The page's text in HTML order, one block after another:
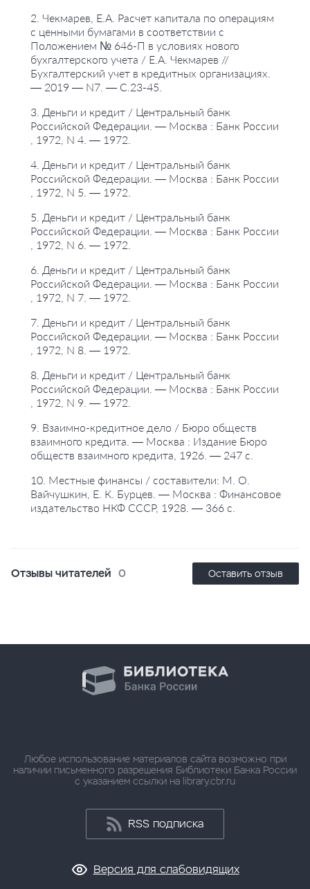
2. Чекмарев, Е.А. Расчет капитала по операциям
с ценными бумагами в соответствии с
Положением № 646-П в условиях нового
бухгалтерского учета / Е.А. Чекмарев //
Бухгалтерский учет в кредитных организациях.
— 2019 — N7. — С.23-45.
3. Деньги и кредит / Центральный банк
Российской Федерации. — Москва : Банк России
, 1972, N 4. — 1972.
4. Деньги и кредит / Центральный банк
Российской Федерации. — Москва : Банк России
, 1972, N 5. — 1972.
5. Деньги и кредит / Центральный банк
Российской Федерации. — Москва : Банк России
, 1972, N 6. — 1972.
6. Деньги и кредит / Центральный банк
Российской Федерации. — Москва : Банк России
, 1972, N 7. — 1972.
7. Деньги и кредит / Центральный банк
Российской Федерации. — Москва : Банк России
, 1972, N 8. — 1972.
8. Деньги и кредит / Центральный банк
Российской Федерации. — Москва : Банк России
, 1972, N 9. — 1972.
9. Взаимно-кредитное дело / Бюро обществ
взаимного кредита. — Москва : Издание Бюро
обществ взаимного кредита, 1926. — 247 с.
10. Местные финансы / составители: М. О.
Вайчушкин, Е. К. Бурцев. — Москва : Финансовое
издательство НКФ СССР, 1928. — 366 с.
Отзывы читателей 0 Оставить отзыв
Любое использование материалов сайта возможно при
наличии письменного разрешения Библиотеки Банка России
с указанием ссылки на library.cbr.ru
RSS подписка
Версия для слабовидящих